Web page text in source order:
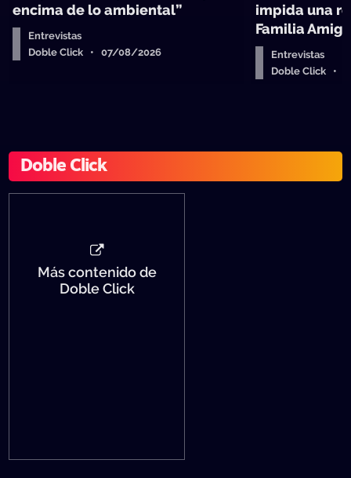
encima de lo ambiental”
Entrevistas
Doble Click • 07/08/2026
impida una
Familia
Entrevistas
Doble Click •
Doble Click
Más contenido de
Doble Click